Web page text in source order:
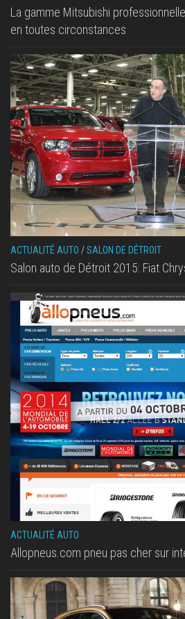
La gamme Mitsubishi
en toutes circonstances
ACTUALITÉ AUTO /SALON DE DÉTROIT
Salon auto de Détroit 2015: Fiat
ACTUALITÉ AUTO
Allopneus.com pneu pas cher sur